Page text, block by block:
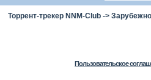
Торрент-трекер NNM-Club ->
Пользовательское